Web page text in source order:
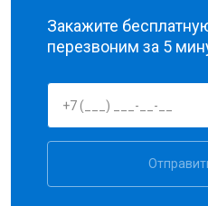
Закажите
перезвоним за 5